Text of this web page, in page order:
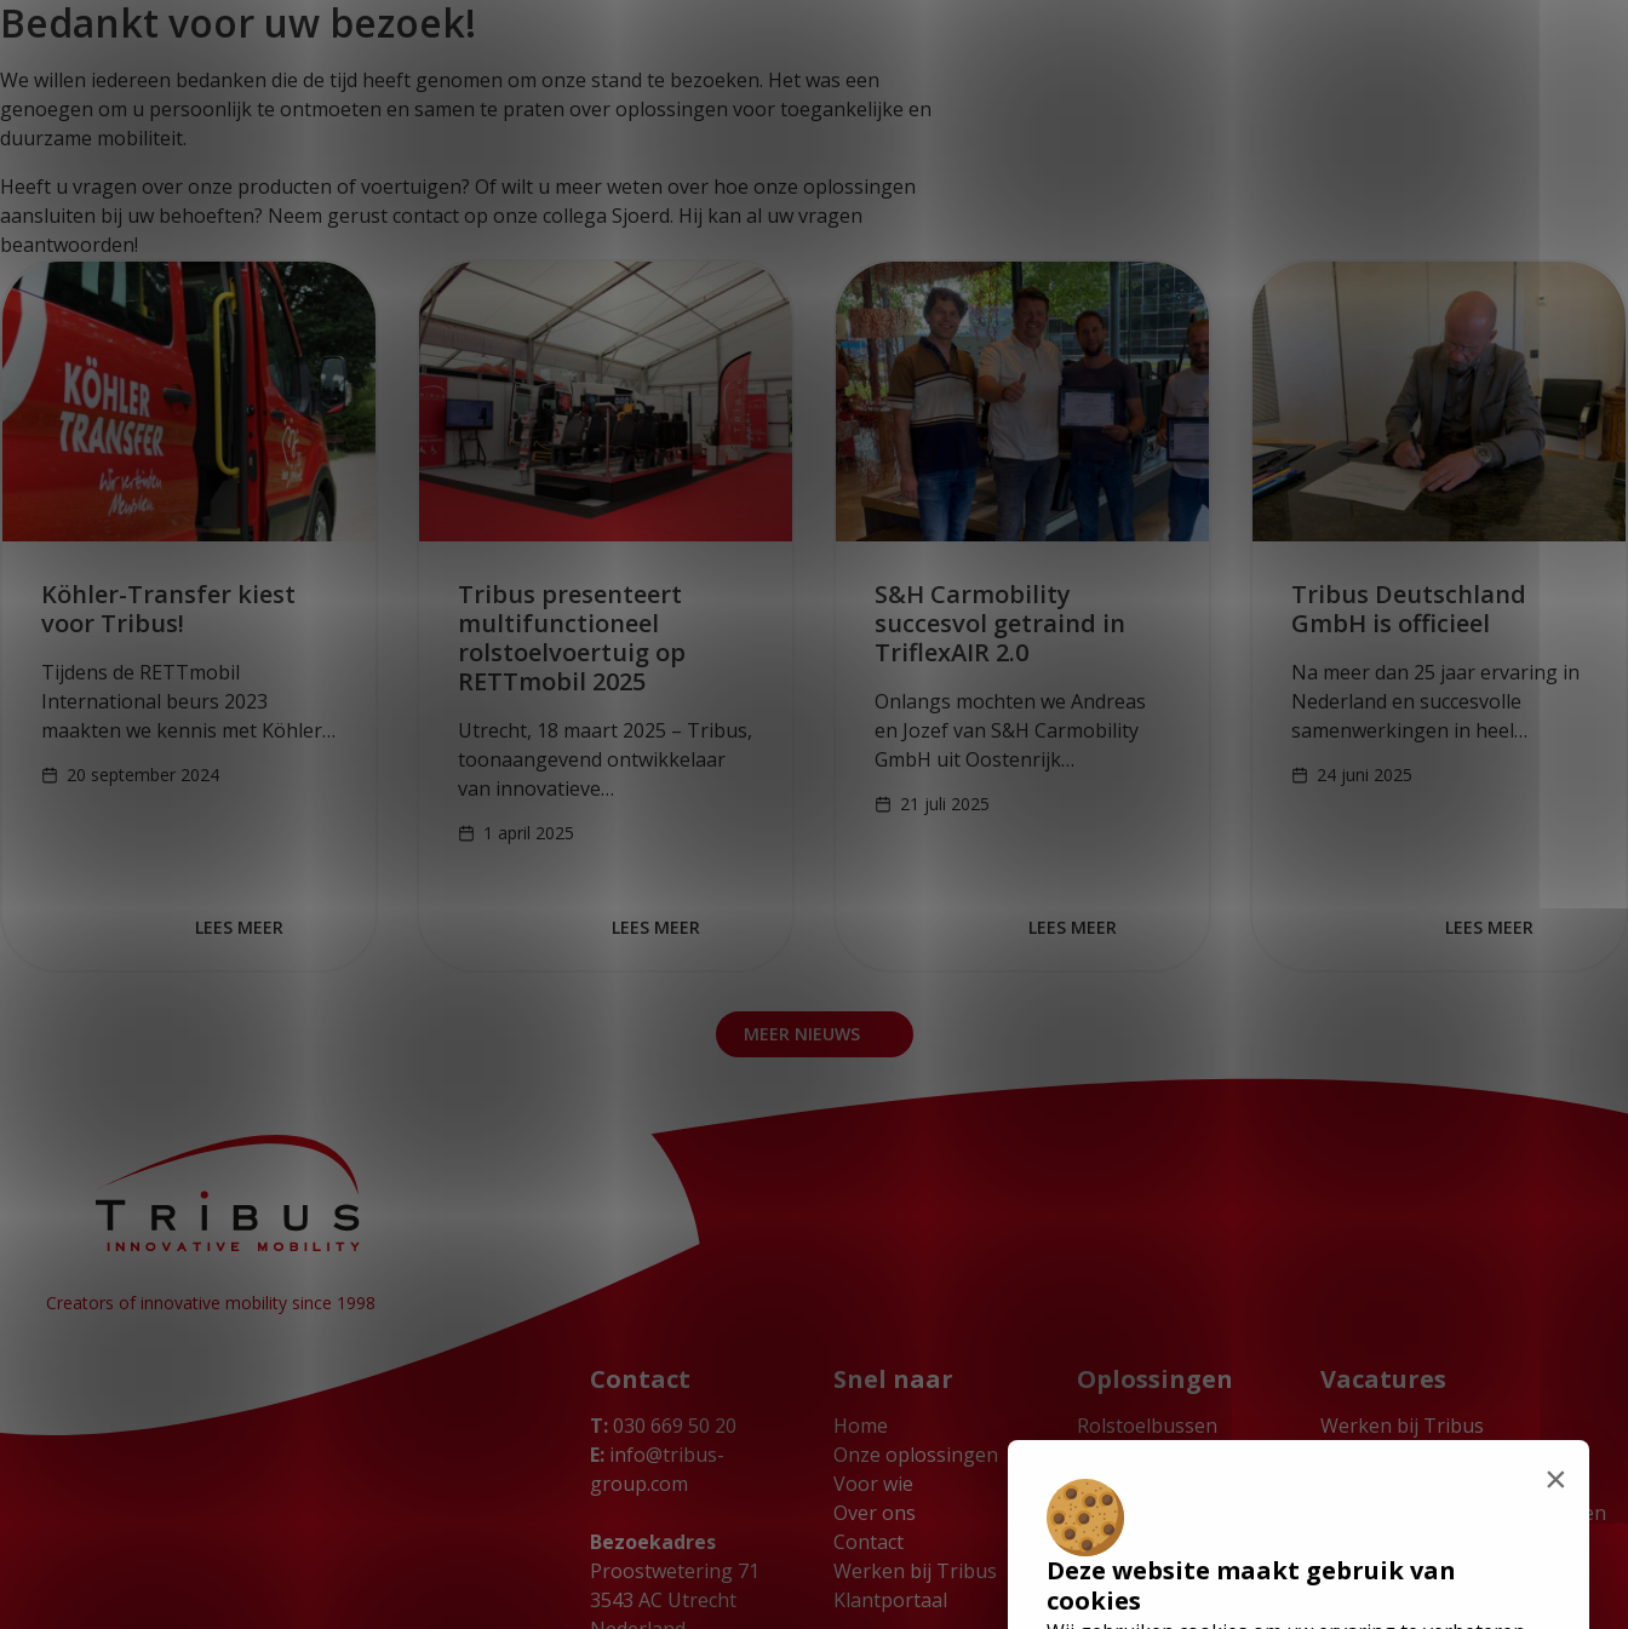
Bedankt voor uw bezoek!
We willen iedereen bedanken die de tijd heeft genomen om onze stand te bezoeken. Het was een
genoegen om u persoonlijk te ontmoeten en samen te praten over oplossingen voor toegankelijke en
duurzame mobiliteit.
Heeft u vragen over onze producten of voertuigen? Of wilt u meer weten over hoe onze oplossingen
aansluiten bij uw behoeften? Neem gerust contact op onze collega Sjoerd. Hij kan al uw vragen
beantwoorden!
Köhler-Transfer kiest
voor Tribus!
Tijdens de RETTmobil
International beurs 2023
maakten we kennis met Köhler-
Midden- en Zuid-Duitsland richt
20 september 2024
LEES MEER
Tribus presenteert
multifunctioneel
rolstoelvoertuig op
RETTmobil 2025
Utrecht, 18 maart 2025 – Tribus,
toonaangevend ontwikkelaar
van innovatieve
aanwezig op RETTmobil 2025 in
1 april 2025
LEES MEER
S&H Carmobility
succesvol getraind in
TriflexAIR 2.0
Onlangs mochten we Andreas
en Jozef van S&H Carmobility
GmbH uit Oostenrijk
zij een kijkje namen in ons
21 juli 2025
LEES MEER
Tribus Deutschland
GmbH is officieel
Na meer dan 25 jaar ervaring in
Nederland en succesvolle
samenwerkingen in heel
belangrijke stap gezet in haar
24 juni 2025
LEES MEER
MEER NIEUWS
Creators of innovative mobility since 1998
Contact
T: 030 669 50 20
E: info@tribus-
group.com
Bezoekadres
Proostwetering 71
3543 AC Utrecht
Snel naar
Home
Onze oplossingen
Voor wie
Over ons
Contact
Werken bij Tribus
Klantportaal
Oplossingen
Rolstoelbussen
Stoelen
Lagevloerbussen
Vacatures
Werken bij Tribus
Vakantiewerk gezocht? Verdien
×
Deze website maakt gebruik van
cookies